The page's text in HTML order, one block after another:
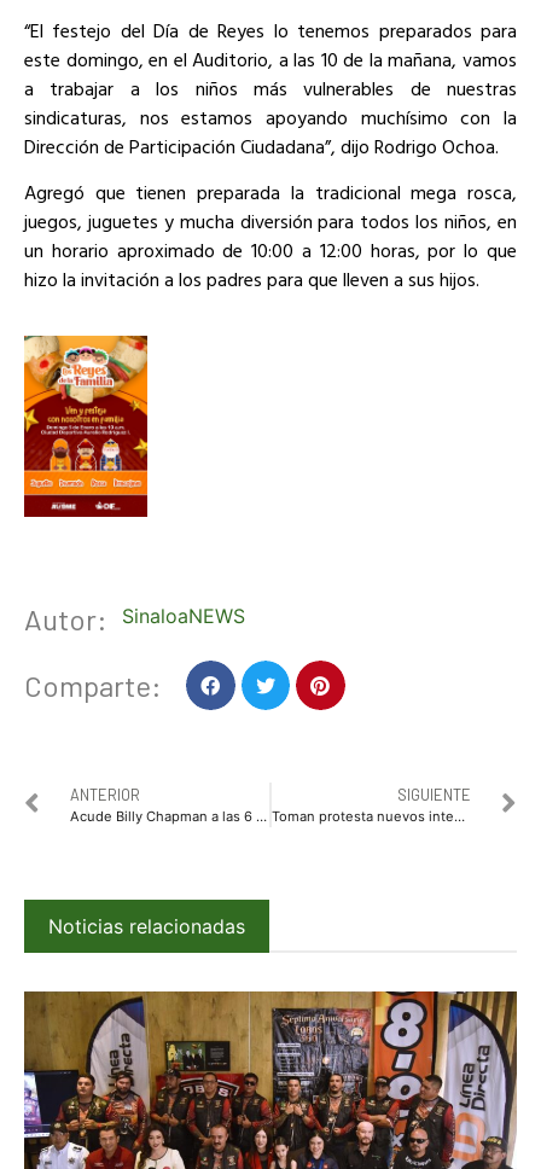
“El festejo del Día de Reyes lo tenemos preparados para
este domingo, en el Auditorio, a las 10 de la mañana, vamos
a trabajar a los niños más vulnerables de nuestras
sindicaturas, nos estamos apoyando muchísimo con la
Dirección de Participación Ciudadana”, dijo Rodrigo Ochoa.
Agregó que tienen preparada la tradicional mega rosca,
juegos, juguetes y mucha diversión para todos los niños, en
un horario aproximado de 10:00 a 12:00 horas, por lo que
hizo la invitación a los padres para que lleven a sus hijos.
Autor: SinaloaNEWS
Comparte:
ANTERIOR
Acude Billy Chapman a las 6 de la mañana a pagar su impuesto predial
SIGUIENTE
Toman protesta nuevos integrantes del Consejo Directivo del IMMujeres Ahome
Noticias relacionadas